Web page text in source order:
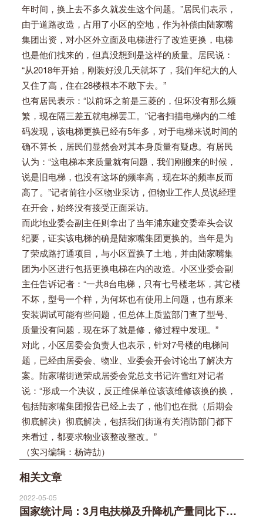
年时间，换上去不多久就发生这个问题。”居民们表示，
由于道路改造，占用了小区的空地，作为补偿由陆家嘴
集团出资，对小区外立面及电梯进行了改造更换，电梯
也是他们找来的，但真没想到是这样的质量。居民说：
“从2018年开始，刚装好没几天就坏了，我们年纪大的人
又住了高，住在28楼根本不敢下去。”
也有居民表示：“以前坏之前是三菱的，但坏没有那么频
繁，现在隔三差五就电梯罢工。”记者扫描电梯内的二维
码发现，该电梯更换已经有5年多，对于电梯来说时间的
确不算长，居民们显然会对其本身质量有疑虑。有居民
认为：“这电梯本来质量就有问题，我们刚搬来的时候，
说是旧电梯，也没有这坏的频率高，现在坏的频率反而
高了。”记者前往小区物业采访，但物业工作人员说经理
在开会，始终没有接受正面采访。
而此地业委会副主任则拿出了当年浦东建交委牵头会议
纪要，证实该电梯的确是陆家嘴集团更换的。当年是为
了荣成路打通项目，与小区置换了土地，并由陆家嘴集
团为小区进行包括更换电梯在内的改造。小区业委会副
主任告诉记者：“一共8台电梯，只有七号楼老坏，其它楼
不坏，型号一个样，为何坏也有使用上问题，也有原来
安装调试可能有些问题，但总体上质监部门查了型号、
质量没有问题，现在坏了就是修，修过程中发现。”
对此，小区居委会负责人也表示，针对7号楼的电梯问
题，已经由居委会、物业、业委会开会讨论出了解决方
案。陆家嘴街道荣成居委会党总支书记许雪红对记者
说：“形成一个决议，反正维保单位该该维修该换的换，
包括陆家嘴集团报告已经上去了，他们也在批（后期会
彻底解决）彻底解决，包括我们街道有关消防部门都下
来看过，都要求物业该整改整改。”
（实习编辑：杨诗劼）
相关文章
2022-05-05
国家统计局：3月电扶梯及升降机产量同比下跌，4月数据可能更惨